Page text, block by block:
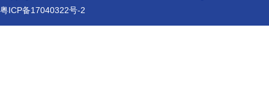
粤ICP备17040322号-2